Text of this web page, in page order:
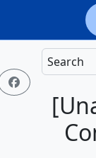
Search
